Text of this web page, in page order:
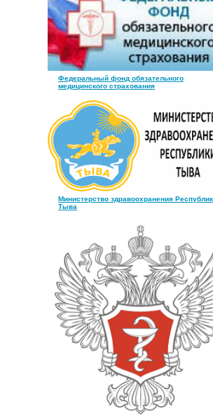
Федеральный фонд обязательного
медицинского страхования
Министерство здравоохранения
Тыва